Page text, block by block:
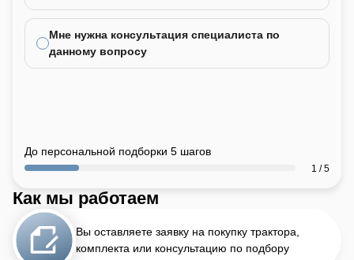
Мне нужна консультация специалиста по
данному вопросу
До персональной подборки 5 шагов
1 / 5
Как мы работаем
Вы оставляете заявку на покупку трактора,
комплекта или консультацию по подбору